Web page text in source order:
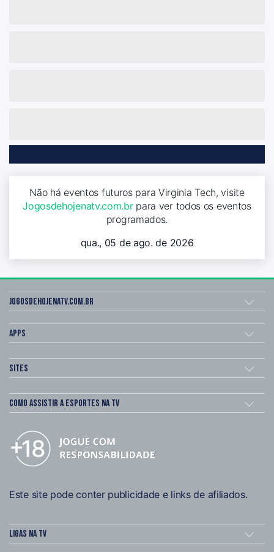
Não há eventos futuros para Virginia Tech, visite
Jogosdehojenatv.com.brpara ver todos os eventos
programados.
qua., 05 de ago. de 2026
Jogosdehojenatv.com.br
Apps
Sites
Como assistir a esportes na TV
Este site pode conter publicidade e links de afiliados.
Ligas na TV